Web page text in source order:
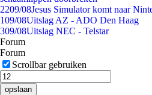
2209/08Jesus Simulator komt naar
109/08Uitslag AZ - ADO Den Haag
309/08Uitslag NEC - Telstar
Forum
Forum
Scrollbar gebruiken
opslaan